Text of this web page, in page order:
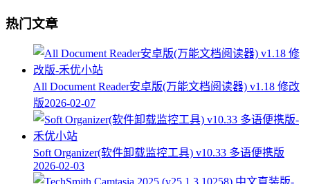
热门文章
All Document Reader安卓版(万能文档阅读器) v1.18 修改
版2026-02-07
Soft Organizer(软件卸载监控工具) v10.33 多语便携版
2026-02-03